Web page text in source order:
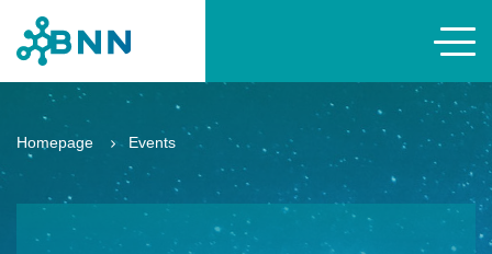
Homepage Events